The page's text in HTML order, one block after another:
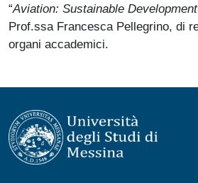
“Aviation: Sustainable
Prof.ssa Francesca Pellegrino, di
organi accademici.